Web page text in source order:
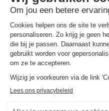
Best beoordeelde
van Saint André
Ontdek de selectie van
André D'allas die door onze
beoordeeld